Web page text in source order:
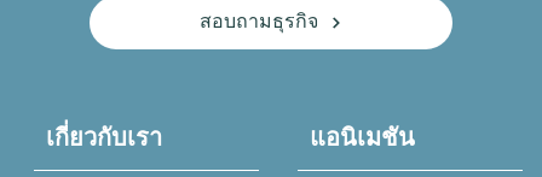
สอบถามธุรกิจ
เกี่ยวกับเรา แอนิเมชัน